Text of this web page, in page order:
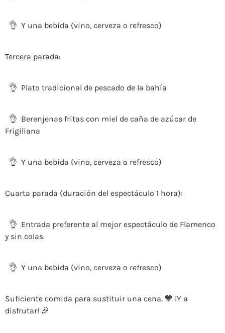
👌 Y una bebida (vino, cerveza o refresco)
Tercera parada:
👌 Plato tradicional de pescado de la bahía
👌 Berenjenas fritas con miel de caña de azúcar de
Frigiliana
👌 Y una bebida (vino, cerveza o refresco)
Cuarta parada (duración del espectáculo 1 hora):
👌 Entrada preferente al mejor espectáculo de Flamenco
y sin colas.
👌 Y una bebida (vino, cerveza o refresco)
Suficiente comida para sustituir una cena. 💙 ¡Y a
disfrutar! 🎉